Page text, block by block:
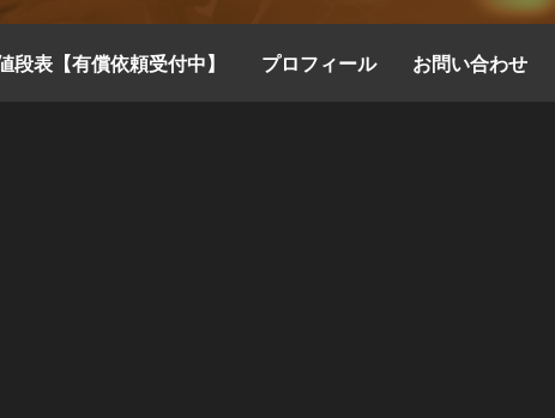
段表【有償依頼受付中】 プロフィール お問い合わせ